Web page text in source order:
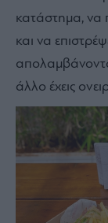
κατάστημα, να
και να
άλλο έχεις